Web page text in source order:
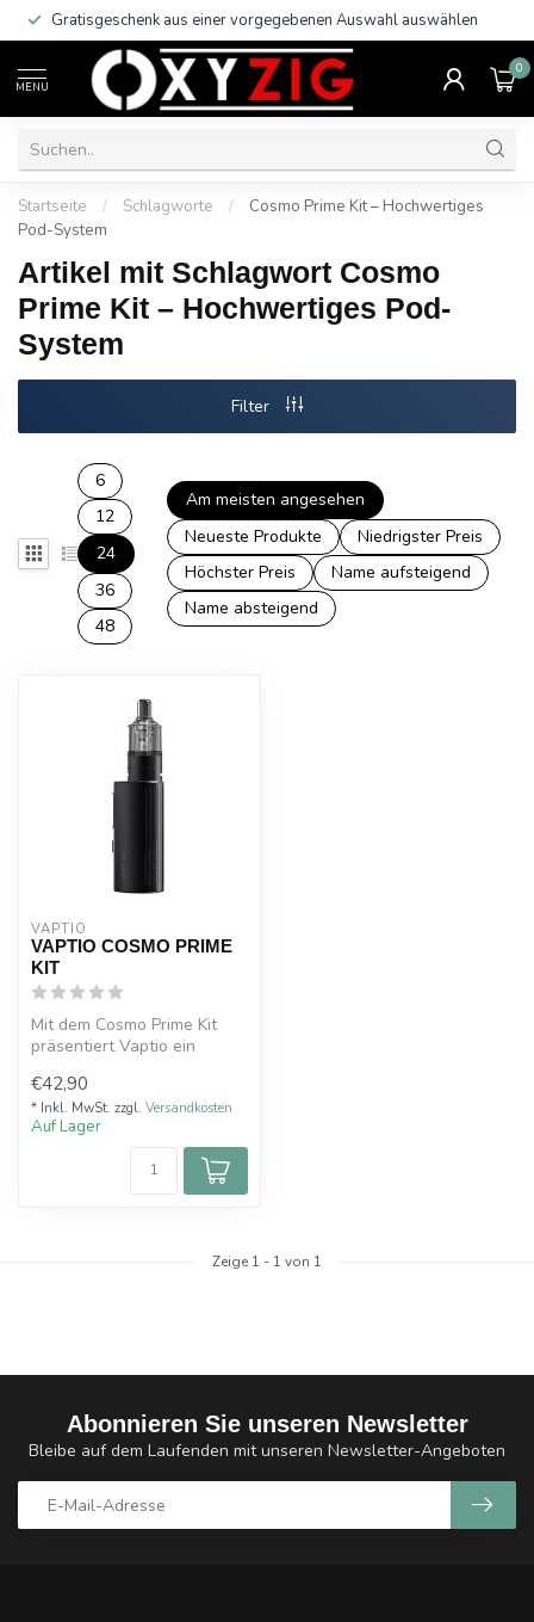
Gratisgeschenk aus einer vorgegebenen Auswahl auswählen
MENU
0
Startseite / Schlagworte /
Cosmo Prime Kit – Hochwertiges
Pod-System
Artikel mit Schlagwort Cosmo
Prime Kit – Hochwertiges Pod-
System
Filter
6
12
24
36
48
Am meisten angesehen
Neueste Produkte
Niedrigster Preis
Höchster Preis
Name aufsteigend
Name absteigend
VAPTIO
VAPTIO COSMO PRIME
KIT
Mit dem Cosmo Prime Kit
präsentiert Vaptio ein
beliebten Cos...
€42,90
* Inkl. MwSt. zzgl. Versandkosten
Auf Lager
Zeige 1 - 1 von 1
Abonnieren Sie unseren Newsletter
Bleibe auf dem Laufenden mit unseren Newsletter-Angeboten